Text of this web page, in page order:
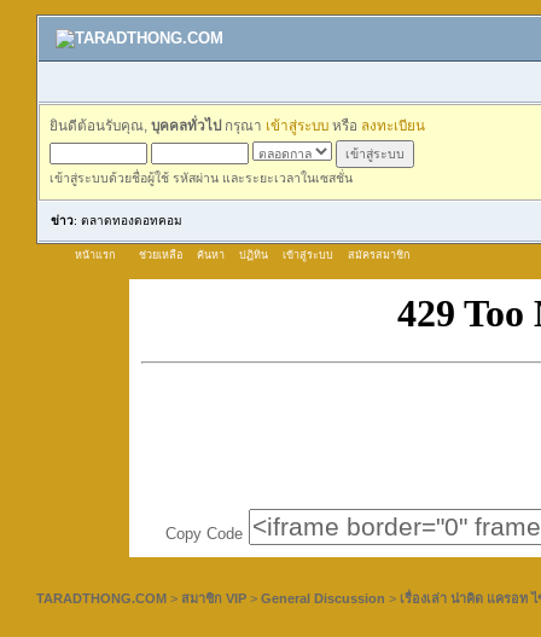
ยินดีต้อนรับคุณ, บุคคลทั่วไป กรุณา เข้าสู่ระบบ หรือ ลงทะเบียน
เข้าสู่ระบบด้วยชื่อผู้ใช้ รหัสผ่าน และระยะเวลาในเซสชั่น
ข่าว: ตลาดทองดอทคอม
หน้าแรก ช่วยเหลือ ค้นหา ปฏิทิน เข้าสู่ระบบ สมัครสมาชิก
Copy Code
TARADTHONG.COM > สมาชิก VIP > General Discussion > เรื่องเล่า น่าคิด แครอท